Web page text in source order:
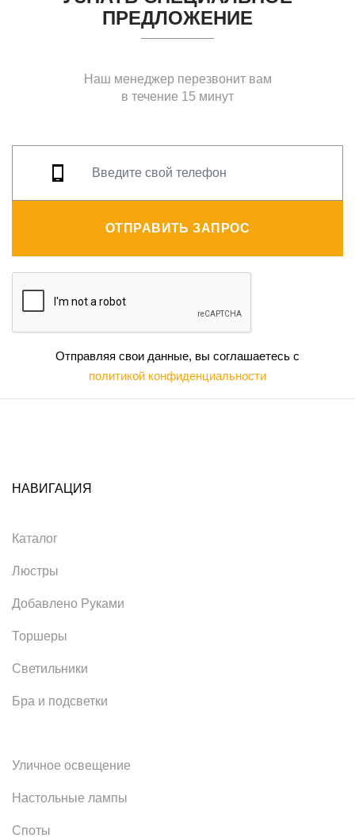
ПРЕДЛОЖЕНИЕ
Наш менеджер перезвонит вам
в течение 15 минут
ОТПРАВИТЬ ЗАПРОС
Отправляя свои данные, вы соглашаетесь с
политикой конфиденциальности
НАВИГАЦИЯ
Каталог
Люстры
Добавлено Руками
Торшеры
Светильники
Бра и подсветки
Уличное освещение
Настольные лампы
Споты